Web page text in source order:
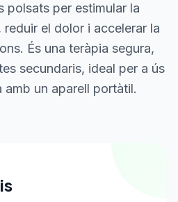
polsats per estimular la
reduir el dolor i accelerar la
És una teràpia segura,
secundaris, ideal per a ús
amb un aparell portàtil.